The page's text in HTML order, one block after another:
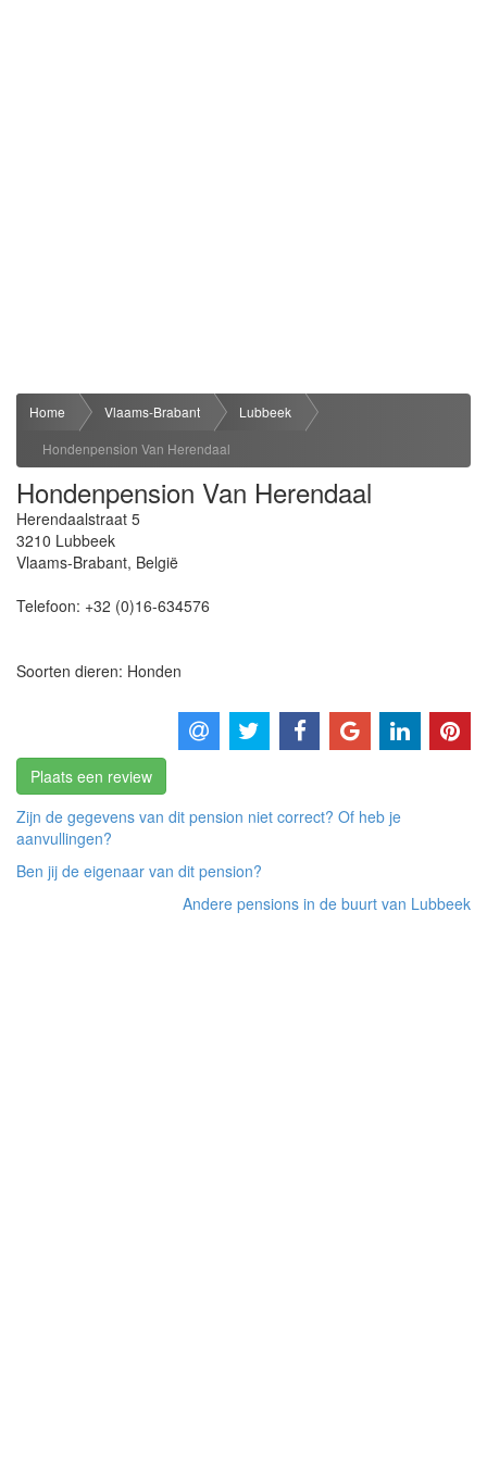
Home Vlaams-Brabant
Lubbeek
Hondenpension Van Herendaal
Hondenpension Van Herendaal
Herendaalstraat 5
3210 Lubbeek
Vlaams-Brabant, België
Telefoon: +32 (0)16-634576
Soorten dieren: Honden
Plaats een review
Zijn de gegevens van dit pension niet correct? Of heb je
aanvullingen?
Ben jij de eigenaar van dit pension?
Andere pensions in de buurt van Lubbeek